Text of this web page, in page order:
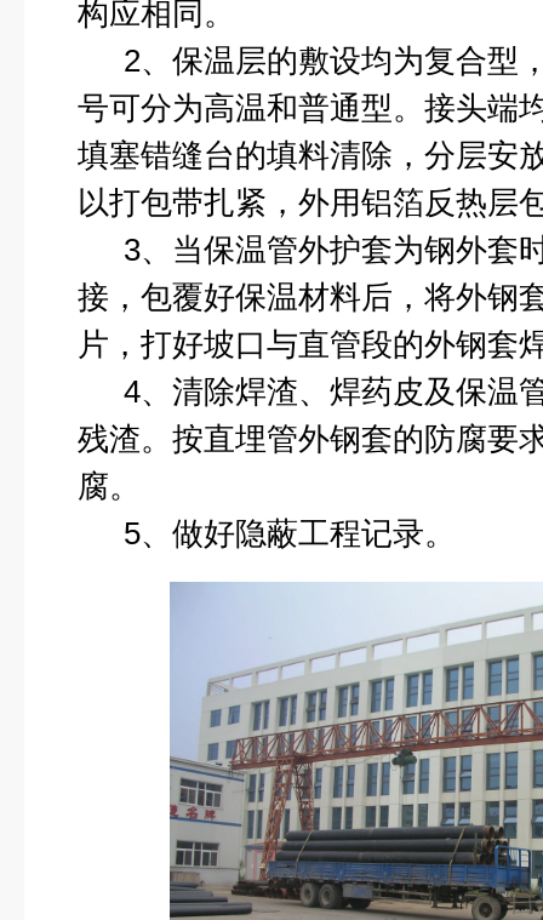
构应相同。
2、保温层的敷设均为复合型
号可分为高温和普通型。接头端
填塞错缝台的填料清除，分层安
以打包带扎紧，外用铝箔反热层
3、当保温管外护套为钢外套
接，包覆好保温材料后，将外钢
片，打好坡口与直管段的外钢套
4、清除焊渣、焊药皮及保温
残渣。按直埋管外钢套的防腐要
腐。
5、做好隐蔽工程记录。